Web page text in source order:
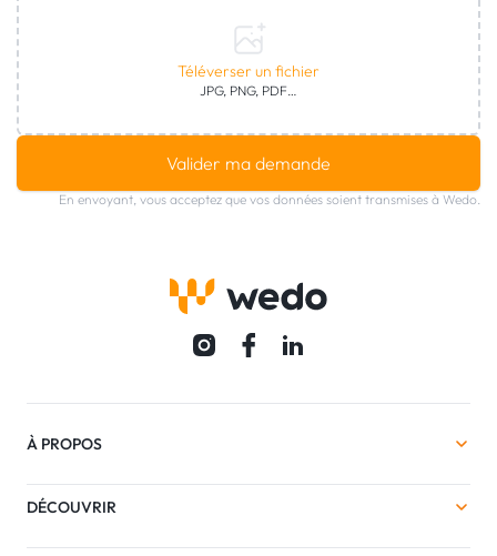
Téléverser un fichier
JPG, PNG, PDF…
Valider ma demande
En envoyant, vous acceptez que vos données soient transmises à Wedo.
À PROPOS
DÉCOUVRIR